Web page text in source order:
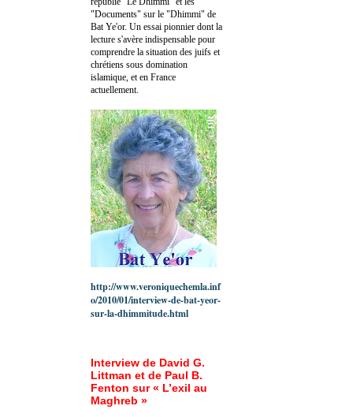
"Documents" sur le "Dhimmi" de
Bat Ye'or. Un essai pionnier dont la
lecture s'avère indispensable pour
comprendre la situation des juifs et
chrétiens sous domination
islamique, et en France
actuellement.
http://www.veroniquechemla.inf
o/2010/01/interview-de-bat-yeor-
sur-la-dhimmitude.html
Interview de David G.
Littman et de Paul B.
Fenton sur « L’exil au
Maghreb »